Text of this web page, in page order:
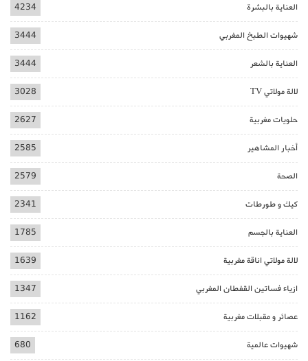
العناية بالبشرة 4234
شهيوات الطبخ المغربي 3444
العناية بالشعر 3444
لالة مولاتي TV 3028
حلويات مغربية 2627
أخبار المشاهير 2585
الصحة 2579
كيك و طورطات 2341
العناية بالجسم 1785
لالة مولاتي اناقة مغربية 1639
ازياء فساتين القفطان المغربي 1347
عصائر و مقبلات مغربية 1162
شهيوات عالمية 680